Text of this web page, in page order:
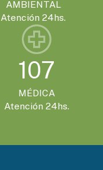
AMBIENTAL
Atención 24hs.
107
MÉDICA
Atención 24hs.